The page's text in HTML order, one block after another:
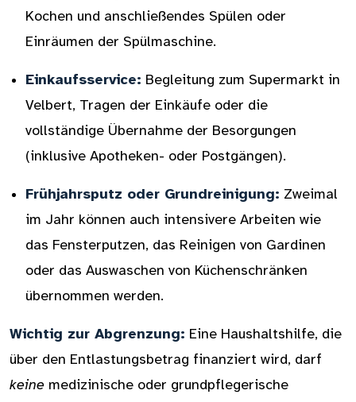
Kochen und anschließendes Spülen oder
Einräumen der Spülmaschine.
Einkaufsservice: Begleitung zum Supermarkt in
Velbert, Tragen der Einkäufe oder die
vollständige Übernahme der Besorgungen
(inklusive Apotheken- oder Postgängen).
Frühjahrsputz oder Grundreinigung: Zweimal
im Jahr können auch intensivere Arbeiten wie
das Fensterputzen, das Reinigen von Gardinen
oder das Auswaschen von Küchenschränken
übernommen werden.
Wichtig zur Abgrenzung: Eine Haushaltshilfe, die
über den Entlastungsbetrag finanziert wird, darf
keine medizinische oder grundpflegerische